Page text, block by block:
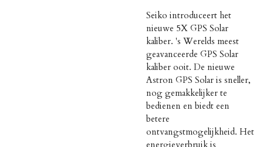
Seiko introduceert het
nieuwe 5X GPS Solar
kaliber. 's Werelds meest
geavanceerde GPS Solar
kaliber ooit. De nieuwe
Astron GPS Solar is sneller,
nog gemakkelijker te
bedienen en biedt een
betere
ontvangstmogelijkheid. Het
energieverbruik is